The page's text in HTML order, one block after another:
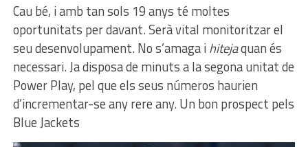
Cau bé, i amb tan sols 19 anys té moltes
oportunitats per davant. Serà vital monitoritzar el
seu desenvolupament. No s’amaga ihitejaquan és
necessari. Ja disposa de minuts a la segona unitat de
Power Play, pel que els seus números haurien
d’incrementar-se any rere any. Un bon prospect pels
Blue Jackets